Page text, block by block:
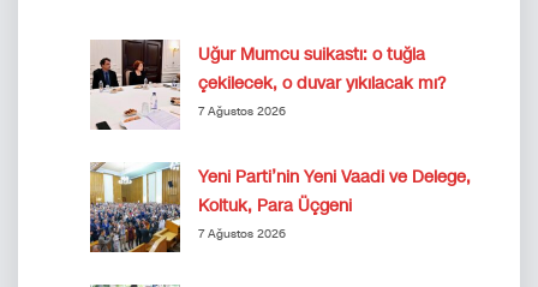
Uğur Mumcu suikastı: o tuğla
çekilecek, o duvar yıkılacak mı?
7 Ağustos 2026
Yeni Parti’nin Yeni Vaadi ve Delege,
Koltuk, Para Üçgeni
7 Ağustos 2026